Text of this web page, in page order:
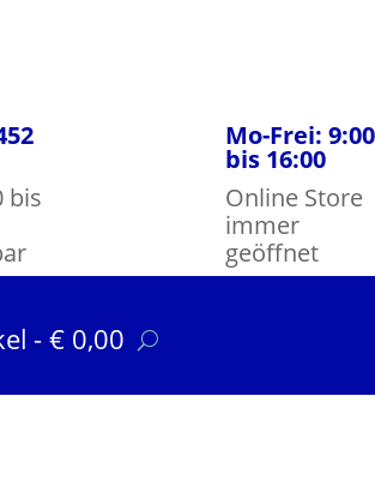
bis
Mo-Frei: 9:00
bis 16:00
Online Store
immer
geöffnet
€ 0,00